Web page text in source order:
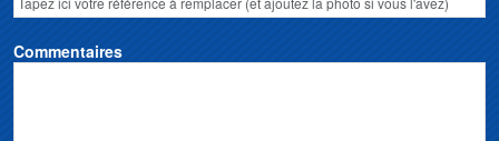
Commentaires